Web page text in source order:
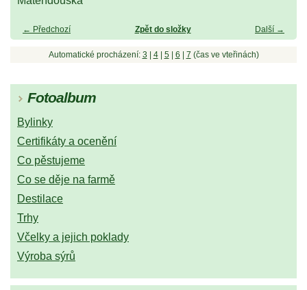
← Předchozí Další →
Zpět do složky
Automatické procházení: 3 4| 5| 6 7 (čas ve vteřinách)
Fotoalbum
Bylinky
Certifikáty a ocenění
Co pěstujeme
Co se děje na farmě
Destilace
Trhy
Včelky a jejich poklady
Výroba sýrů